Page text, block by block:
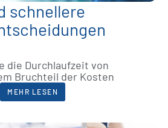
schnellere
die Durchlaufzeit von
Bruchteil der Kosten
MEHR LESEN